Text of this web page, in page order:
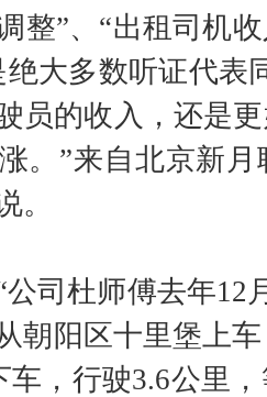
整”、 “出租司机
绝大多数听证代表
员的收入，还是
。 ”来自北京新
。
公司杜师傅去年12
朝阳区十里堡上
车，行驶3.6公里